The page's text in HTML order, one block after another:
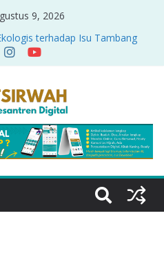
9, 2026
terhadap Isu Tambang
IDIOLOGI PADA TAFSIR
dalam Al-Qur’an: “Ketika
di Sosmed”
Kisah Lukman Menjadi